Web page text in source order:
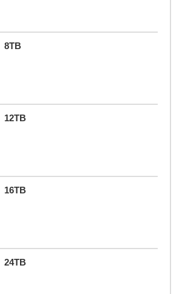
8TB
12TB
16TB
24TB